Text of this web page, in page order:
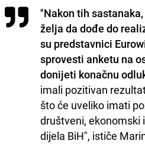
"Nakon tih
želja da dođe do
su predstavnici
sprovesti anketu na
donijeti konačnu
imali pozitivan
što će uveliko imati
društveni, ekonomski
dijela BiH", ističe